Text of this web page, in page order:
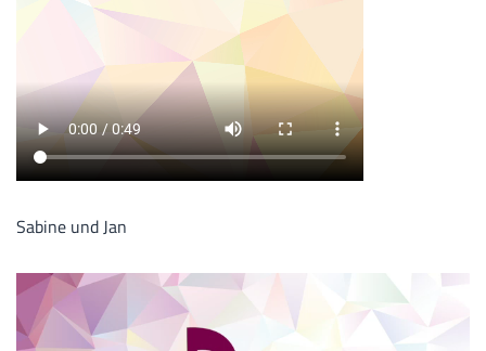
Sabine und Jan